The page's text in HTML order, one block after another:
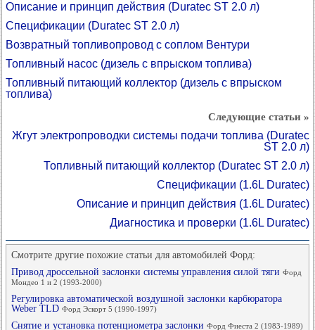
Описание и принцип действия (Duratec ST 2.0 л)
Спецификации (Duratec ST 2.0 л)
Возвратный топливопровод с соплом Вентури
Топливный насос (дизель с впрыском топлива)
Топливный питающий коллектор (дизель с впрыском
топлива)
Следующие статьи »
Жгут электропроводки системы подачи топлива (Duratec
ST 2.0 л)
Топливный питающий коллектор (Duratec ST 2.0 л)
Спецификации (1.6L Duratec)
Описание и принцип действия (1.6L Duratec)
Диагностика и проверки (1.6L Duratec)
Смотрите другие похожие статьи для автомобилей Форд:
Привод дроссельной заслонки системы управления силой тяги Форд
Мондео 1 и 2 (1993-2000)
Регулировка автоматической воздушной заслонки карбюратора
Weber TLD Форд Эскорт 5 (1990-1997)
Снятие и установка потенциометра заслонки Форд Фиеста 2 (1983-1989)